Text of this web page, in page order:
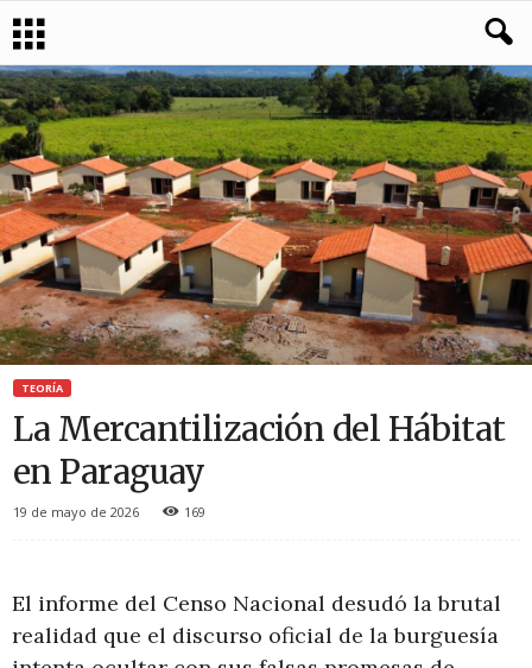
TEORÍA
La Mercantilización del Hábitat
en Paraguay
19 de mayo de 2026 169
El informe del Censo Nacional desudó la brutal
realidad que el discurso oficial de la burguesía